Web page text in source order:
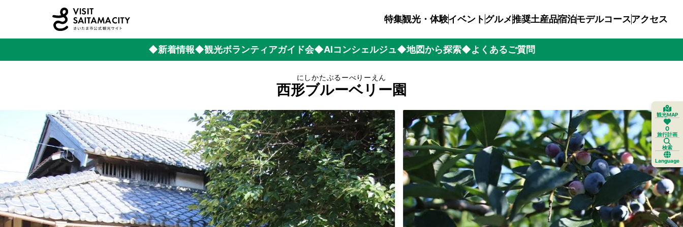
特集観光・体験イベントグルメ推奨土産品宿泊モデルコースアクセス
◆新着情報◆観光ボランティアガイド会◆AIコンシェルジュ◆地図から探索◆よくあるご質問
西形ブルーベリー園
にしかたぶるーべりーえん
観光MAP
0
旅行計画
検索
Language